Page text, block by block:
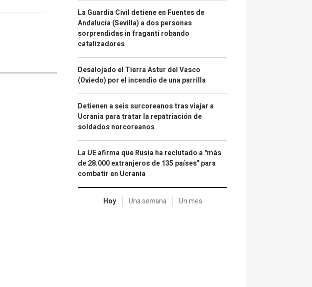
La Guardia Civil detiene en Fuentes de
Andalucía (Sevilla) a dos personas
sorprendidas in fraganti robando
catalizadores
Desalojado el Tierra Astur del Vasco
(Oviedo) por el incendio de una parrilla
Detienen a seis surcoreanos tras viajar a
Ucrania para tratar la repatriación de
soldados norcoreanos
La UE afirma que Rusia ha reclutado a "más
de 28.000 extranjeros de 135 países" para
combatir en Ucrania
Hoy Una semana Un mes